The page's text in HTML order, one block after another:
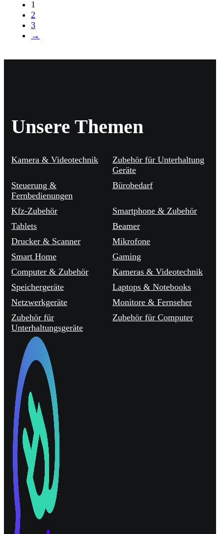
1
2
3
→
Unsere Themen
Kamera & Videotechnik
Zubehör für Unterhaltung
Geräte
Steuerung &
Fernbedienungen
Bürobedarf
Kfz-Zubehör
Smartphone & Zubehör
Tablets
Beamer
Drucker & Scanner
Mikrofone
Smart Home
Gaming
Computer & Zubehör
Kameras & Videotechnik
Speichergeräte
Laptops & Notebooks
Netzwerkgeräte
Monitore & Fernseher
Zubehör für
Unterhaltungsgeräte
Zubehör für Computer